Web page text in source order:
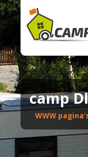
camp
WWW